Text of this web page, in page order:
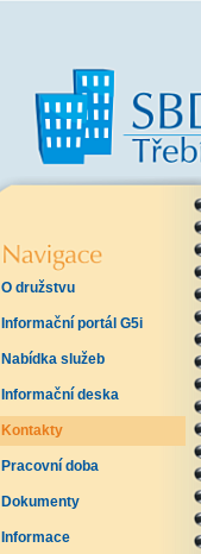
O družstvu
Informační portál G5i
Nabídka služeb
Informační deska
Kontakty
Pracovní doba
Dokumenty
Informace